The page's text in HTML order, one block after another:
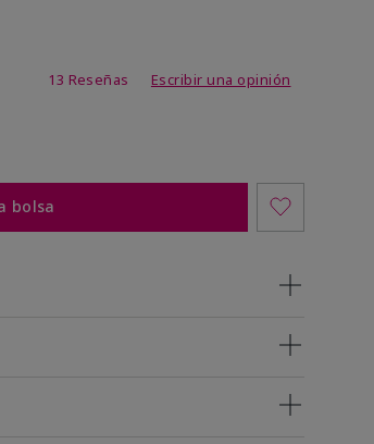
13 Reseñas Escribir una opinión
bolsa